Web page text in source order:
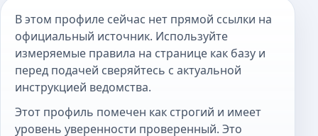
В этом профиле сейчас нет прямой ссылки на
официальный источник. Используйте
измеряемые правила на странице как базу и
перед подачей сверяйтесь с актуальной
инструкцией ведомства.
Этот профиль помечен как строгий и имеет
уровень уверенности проверенный. Это